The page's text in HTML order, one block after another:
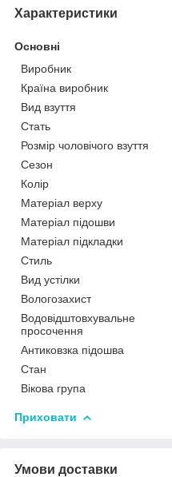
Характеристики
Основні
Виробник
Країна виробник
Вид взуття
Стать
Розмір чоловічого взуття
Сезон
Колір
Матеріал верху
Матеріал підошви
Матеріал підкладки
Стиль
Вид устілки
Вологозахист
Водовідштовхувальне
просочення
Антиковзка підошва
Стан
Вікова група
Приховати
Умови доставки